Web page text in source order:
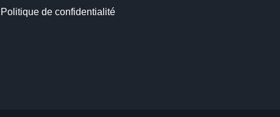
Politique de confidentialité